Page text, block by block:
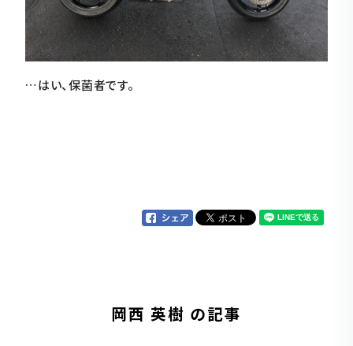
…はい、保菌者です。
岡西 英樹 の記事